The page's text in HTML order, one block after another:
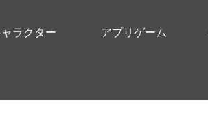
ラクター アプリゲーム